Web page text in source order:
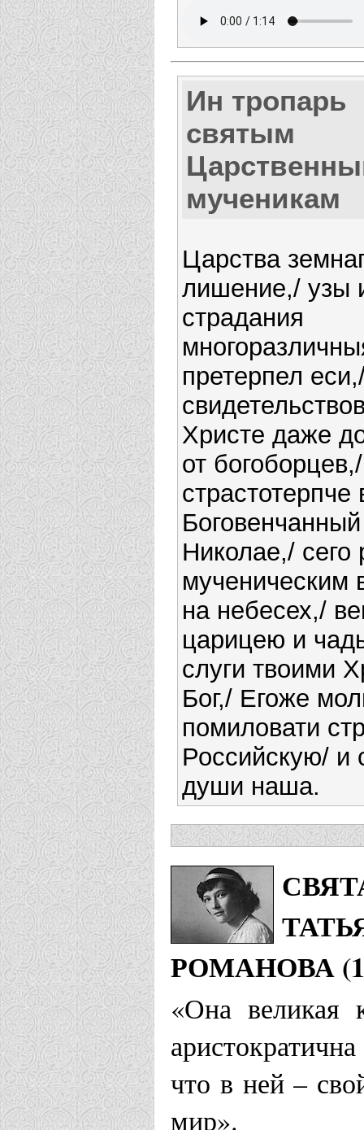
Ин тропарь
святым
мученикам
Царства
лишение,/ узы
страдания
претерпел
Христе даже
от богоборцев,/
страстотерпче
Николае,/ сего
мученическим
на небесех,/
царицею и
слуги твоими
Бог,/ Егоже
помиловати
Российскую/ и
души наша.
РОМАНОВА
«Она великая
что в ней –
мир».